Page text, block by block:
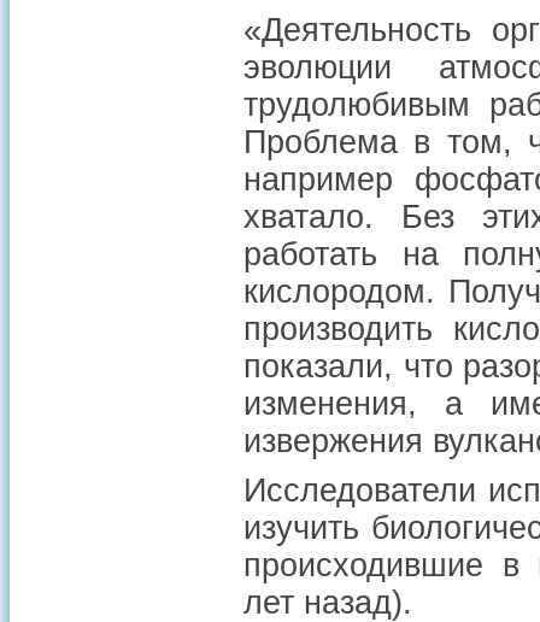
«Деятельность
эволюции
трудолюбивым
Проблема в том,
например
хватало. Без
работать на
кислородом.
производить
показали, что
изменения, а
извержения
Исследователи
изучить
происходившие в
лет назад).